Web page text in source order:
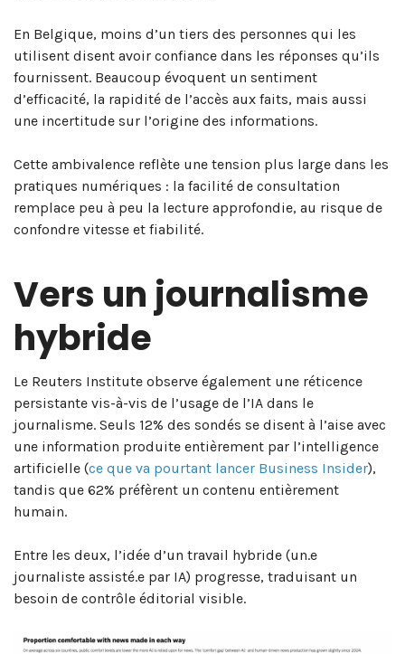
En Belgique, moins d’un tiers des personnes qui les
utilisent disent avoir confiance dans les réponses qu’ils
fournissent. Beaucoup évoquent un sentiment
d’efficacité, la rapidité de l’accès aux faits, mais aussi
une incertitude sur l’origine des informations.
Cette ambivalence reflète une tension plus large dans les
pratiques numériques : la facilité de consultation
remplace peu à peu la lecture approfondie, au risque de
confondre vitesse et fiabilité.
Vers un journalisme
hybride
Le Reuters Institute observe également une réticence
persistante vis-à-vis de l’usage de l’IA dans le
journalisme. Seuls 12% des sondés se disent à l’aise avec
une information produite entièrement par l’intelligence
artificielle (ce que va pourtant lancer Business Insider),
tandis que 62% préfèrent un contenu entièrement
humain.
Entre les deux, l’idée d’un travail hybride (un.e
journaliste assisté.e par IA) progresse, traduisant un
besoin de contrôle éditorial visible.